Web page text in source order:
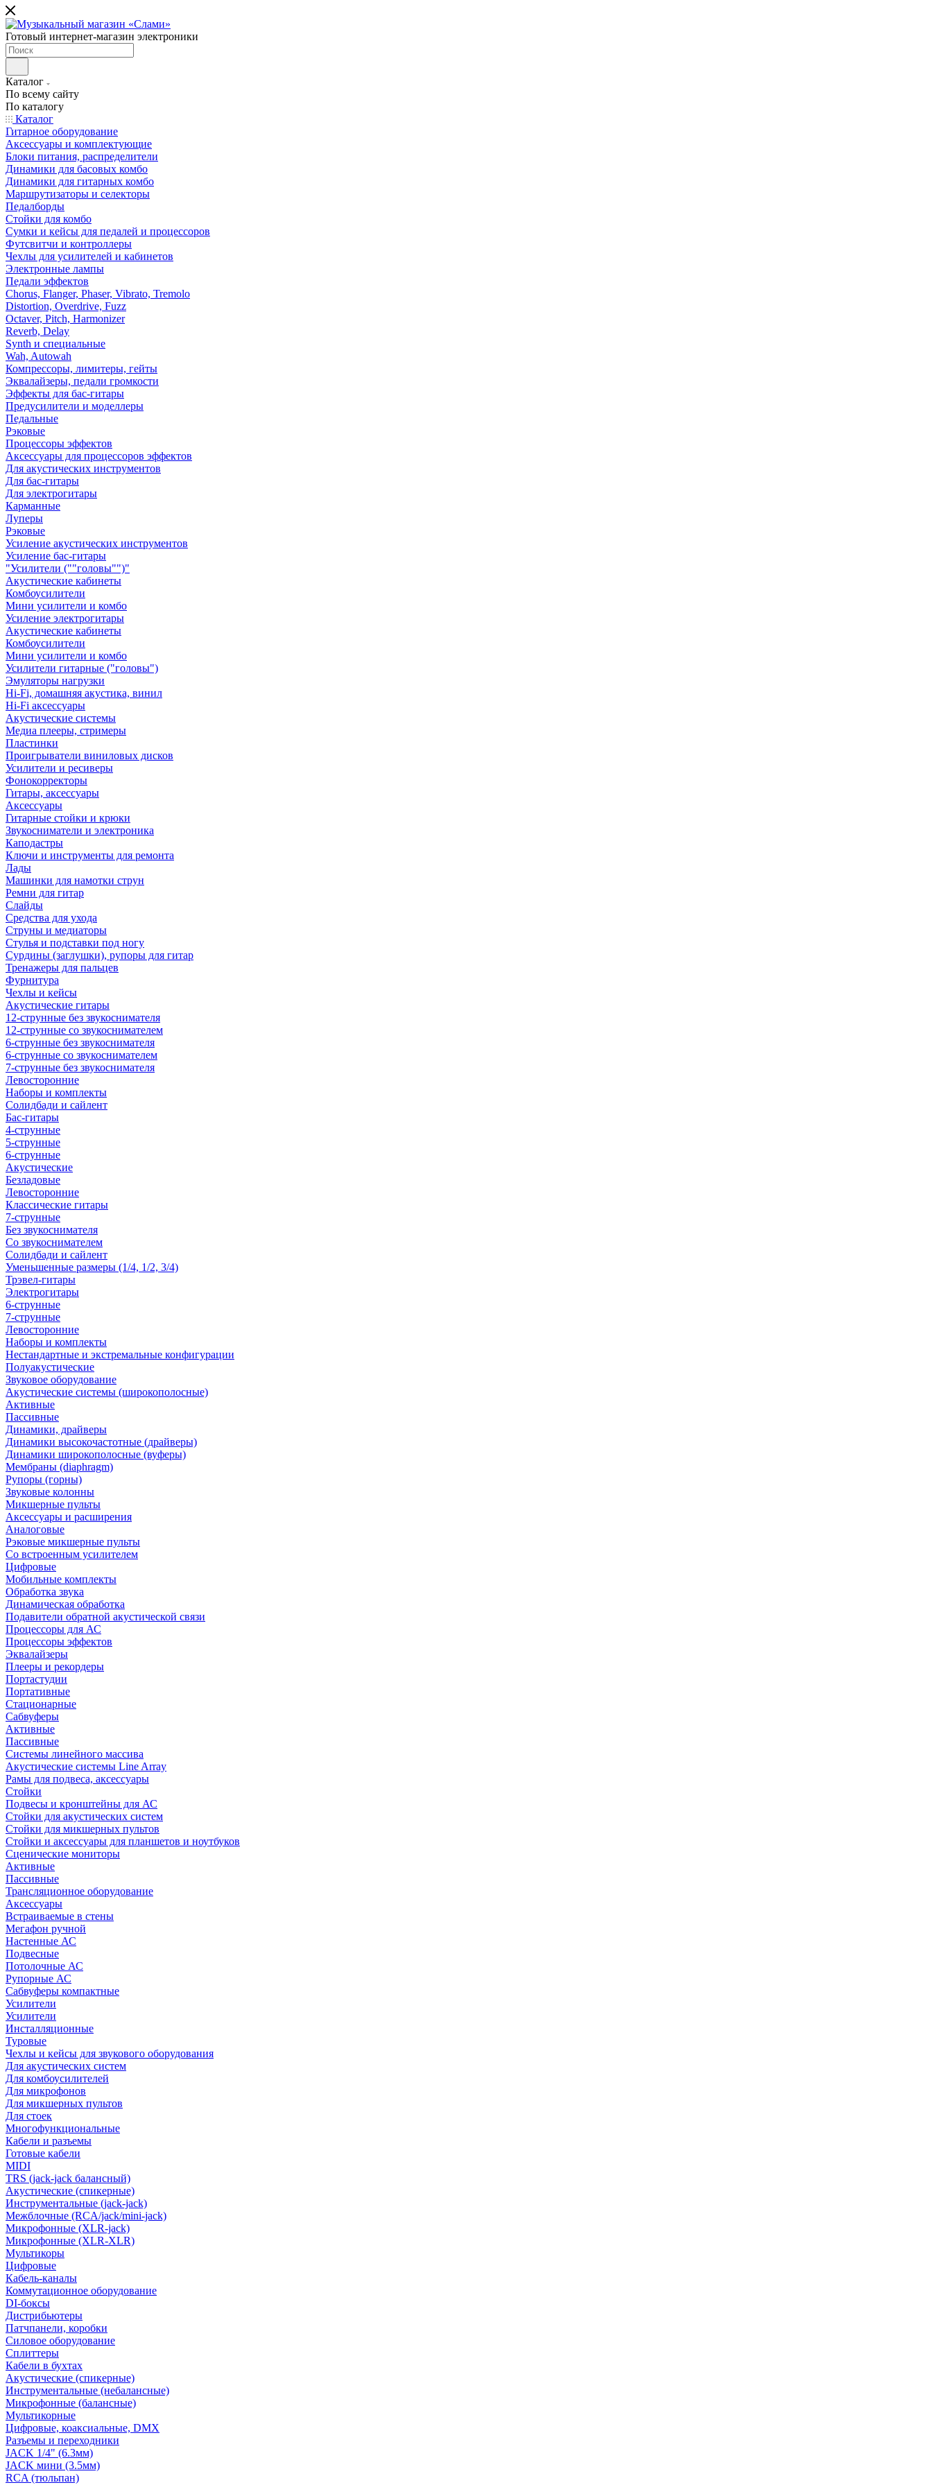
Готовый интернет-магазин электроники
Каталог
По всему сайту
По каталогу
Каталог
Гитарное оборудование
Аксессуары и комплектующие
Блоки питания, распределители
Динамики для басовых комбо
Динамики для гитарных комбо
Маршрутизаторы и селекторы
Педалборды
Стойки для комбо
Сумки и кейсы для педалей и процессоров
Футсвитчи и контроллеры
Чехлы для усилителей и кабинетов
Электронные лампы
Педали эффектов
Chorus, Flanger, Phaser, Vibrato, Tremolo
Distortion, Overdrive, Fuzz
Octaver, Pitch, Harmonizer
Reverb, Delay
Synth и специальные
Wah, Autowah
Компрессоры, лимитеры, гейты
Эквалайзеры, педали громкости
Эффекты для бас-гитары
Предусилители и моделлеры
Педальные
Рэковые
Процессоры эффектов
Аксессуары для процессоров эффектов
Для акустических инструментов
Для бас-гитары
Для электрогитары
Карманные
Луперы
Рэковые
Усиление акустических инструментов
Усиление бас-гитары
"Усилители (""головы"")"
Акустические кабинеты
Комбоусилители
Мини усилители и комбо
Усиление электрогитары
Акустические кабинеты
Комбоусилители
Мини усилители и комбо
Усилители гитарные ("головы")
Эмуляторы нагрузки
Hi-Fi, домашняя акустика, винил
Hi-Fi аксессуары
Акустические системы
Медиа плееры, стримеры
Пластинки
Проигрыватели виниловых дисков
Усилители и ресиверы
Фонокорректоры
Гитары, аксессуары
Аксессуары
Гитарные стойки и крюки
Звукосниматели и электроника
Каподастры
Ключи и инструменты для ремонта
Лады
Машинки для намотки струн
Ремни для гитар
Слайды
Средства для ухода
Струны и медиаторы
Стулья и подставки под ногу
Сурдины (заглушки), рупоры для гитар
Тренажеры для пальцев
Фурнитура
Чехлы и кейсы
Акустические гитары
12-струнные без звукоснимателя
12-струнные со звукоснимателем
6-струнные без звукоснимателя
6-струнные со звукоснимателем
7-струнные без звукоснимателя
Левосторонние
Наборы и комплекты
Солидбади и сайлент
Бас-гитары
4-струнные
5-струнные
6-струнные
Акустические
Безладовые
Левосторонние
Классические гитары
7-струнные
Без звукоснимателя
Со звукоснимателем
Солидбади и сайлент
Уменьшенные размеры (1/4, 1/2, 3/4)
Трэвел-гитары
Электрогитары
6-струнные
7-струнные
Левосторонние
Наборы и комплекты
Нестандартные и экстремальные конфигурации
Полуакустические
Звуковое оборудование
Акустические системы (широкополосные)
Активные
Пассивные
Динамики, драйверы
Динамики высокочастотные (драйверы)
Динамики широкополосные (вуферы)
Мембраны (diaphragm)
Рупоры (горны)
Звуковые колонны
Микшерные пульты
Аксессуары и расширения
Аналоговые
Рэковые микшерные пульты
Со встроенным усилителем
Цифровые
Мобильные комплекты
Обработка звука
Динамическая обработка
Подавители обратной акустической связи
Процессоры для АС
Процессоры эффектов
Эквалайзеры
Плееры и рекордеры
Портастудии
Портативные
Стационарные
Сабвуферы
Активные
Пассивные
Системы линейного массива
Акустические системы Line Array
Рамы для подвеса, аксессуары
Стойки
Подвесы и кронштейны для АС
Стойки для акустических систем
Стойки для микшерных пультов
Стойки и аксессуары для планшетов и ноутбуков
Сценические мониторы
Активные
Пассивные
Трансляционное оборудование
Аксессуары
Встраиваемые в стены
Мегафон ручной
Настенные АС
Подвесные
Потолочные АС
Рупорные АС
Сабвуферы компактные
Усилители
Усилители
Инсталляционные
Туровые
Чехлы и кейсы для звукового оборудования
Для акустических систем
Для комбоусилителей
Для микрофонов
Для микшерных пультов
Для стоек
Многофункциональные
Кабели и разъемы
Готовые кабели
MIDI
TRS (jack-jack балансный)
Акустические (спикерные)
Инструментальные (jack-jack)
Межблочные (RCA/jack/mini-jack)
Микрофонные (XLR-jack)
Микрофонные (XLR-XLR)
Мультикоры
Цифровые
Кабель-каналы
Коммутационное оборудование
DI-боксы
Дистрибьютеры
Патчпанели, коробки
Силовое оборудование
Сплиттеры
Кабели в бухтах
Акустические (спикерные)
Инструментальные (небалансные)
Микрофонные (балансные)
Мультикорные
Цифровые, коаксиальные, DMX
Разъемы и переходники
JACK 1/4" (6.3мм)
JACK мини (3.5мм)
RCA (тюльпан)